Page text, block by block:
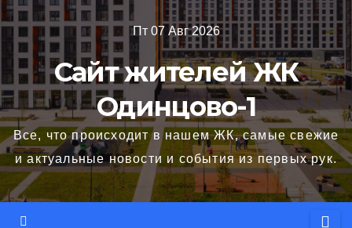
Перейти
содержимому
Пт 07 Авг 2026
Сайт жителей ЖК
Одинцово-1
Все, что происходит в нашем ЖК, самые свежие
и актуальные новости и события из первых рук.